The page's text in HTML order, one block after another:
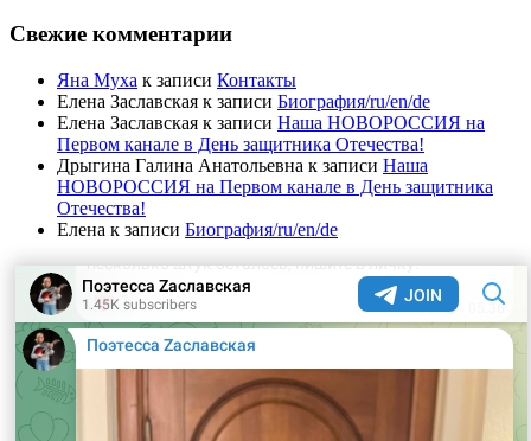
Свежие комментарии
Яна Муха к записи Контакты
Елена Заславская к записи Биография/ru/en/de
Елена Заславская к записи Наша НОВОРОССИЯ на
Первом канале в День защитника Отечества!
Дрыгина Галина Анатольевна к записи Наша
НОВОРОССИЯ на Первом канале в День защитника
Отечества!
Елена к записи Биография/ru/en/de